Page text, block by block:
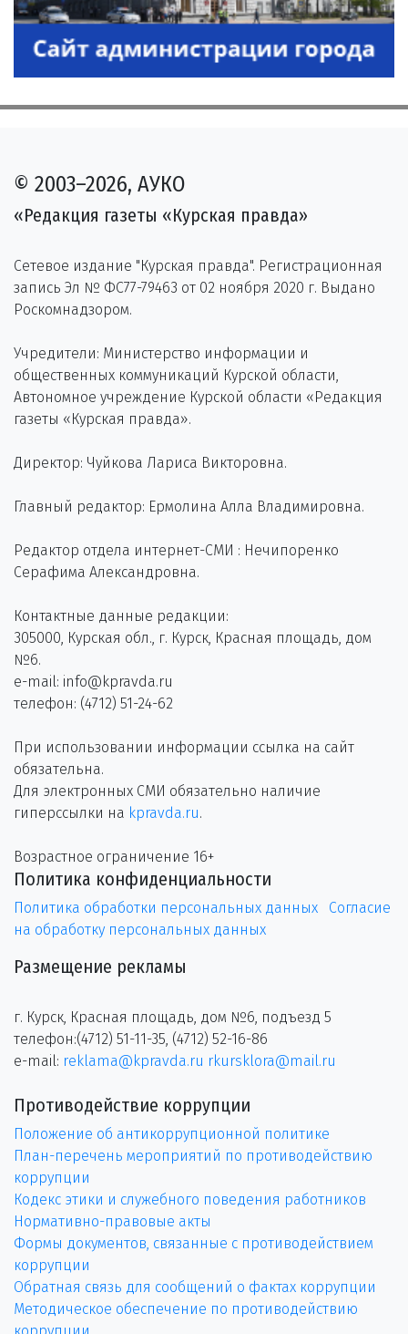
© 2003–2026, АУКО
«Редакция газеты «Курская правда»
Сетевое издание "Курская правда". Регистрационная
запись Эл № ФС77-79463 от 02 ноября 2020 г. Выдано
Роскомнадзором.
Учредители: Министерство информации и
общественных коммуникаций Курской области,
Автономное учреждение Курской области «Редакция
газеты «Курская правда».
Директор: Чуйкова Лариса Викторовна.
Главный редактор: Ермолина Алла Владимировна.
Редактор отдела интернет-СМИ : Нечипоренко
Серафима Александровна.
Контактные данные редакции:
305000, Курская обл., г. Курск, Красная площадь, дом
№6.
e-mail: info@kpravda.ru
телефон: (4712) 51-24-62
При использовании информации ссылка на сайт
обязательна.
Для электронных СМИ обязательно наличие
гиперссылки на kpravda.ru.
Возрастное ограничение 16+
Политика конфиденциальности
Политика обработки персональных данных
Согласие
на обработку персональных данных
Размещение рекламы
г. Курск, Красная площадь, дом №6, подъезд 5
телефон:(4712) 51-11-35, (4712) 52-16-86
e-mail: reklama@kpravda.ru rkursklora@mail.ru
Противодействие коррупции
Положение об антикоррупционной политике
План-перечень мероприятий по противодействию
коррупции
Кодекс этики и служебного поведения работников
Нормативно-правовые акты
Формы документов, связанные с противодействием
коррупции
Обратная связь для сообщений о фактах коррупции
Методическое обеспечение по противодействию
коррупции